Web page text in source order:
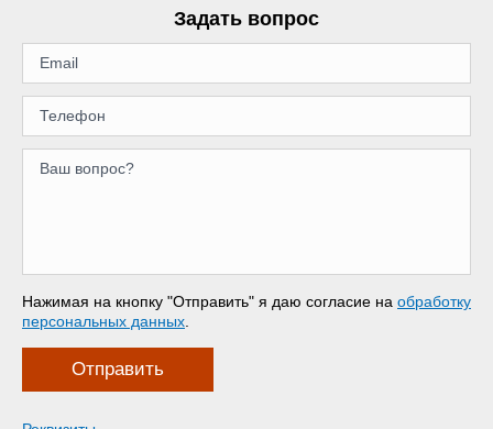
Задать вопрос
Нажимая на кнопку "Отправить" я даю согласие на обработку
персональных данных
Отправить